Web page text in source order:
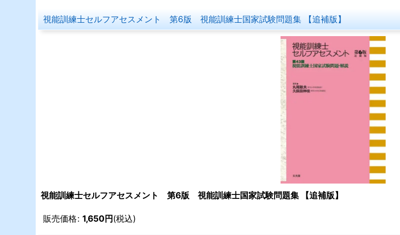
視能訓練士セルフアセスメント 第6版 視能訓練士国家試験問題集 【追補版】
視能訓練士セルフアセスメント 第6版 視能訓練士国家試験問題集 【追補版】
販売価格: 1,650円(税込)